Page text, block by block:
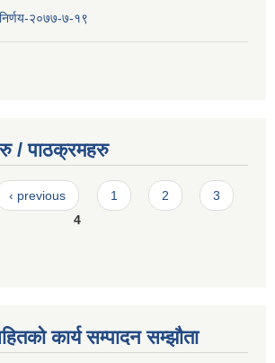
निर्णय-२०७७-७-१९
/ पाठक्रमहरु
‹ previous 1 2
3
4
कार्य सम्पादन सम्झौता